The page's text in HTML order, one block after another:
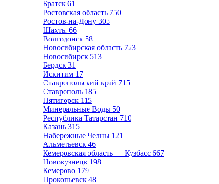
Братск 61
Ростовская область 750
Ростов-на-Дону 303
Шахты 66
Волгодонск 58
Новосибирская область 723
Новосибирск 513
Бердск 31
Искитим 17
Ставропольский край 715
Ставрополь 185
Пятигорск 115
Минеральные Воды 50
Республика Татарстан 710
Казань 315
Набережные Челны 121
Альметьевск 46
Кемеровская область — Кузбасс 667
Новокузнецк 198
Кемерово 179
Прокопьевск 48